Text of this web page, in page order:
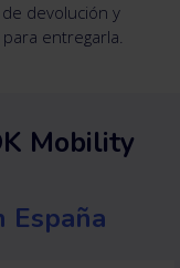
devolución y
entregarla.
Mobility
España